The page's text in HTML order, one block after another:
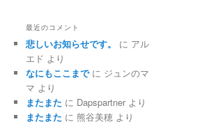
最近のコメント
悲しいお知らせです。 に アル
エド より
なにもここまでに ジュンのマ
マ より
またまた に Dapspartner より
またまた に 熊谷美穂 より